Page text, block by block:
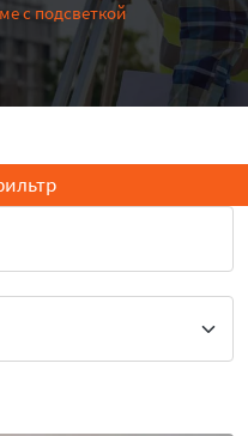
с подсветкой